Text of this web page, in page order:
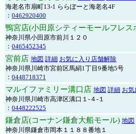
海老名市扇町13-1 ららぽーと海老名4F
： 0462920400
鴨宮店(小田原シティーモールフレス
神奈川県小田原市前川１２０
： 0465452345
宮前店 地図 詳細 お気に入り店舗解除
神奈川県川崎市宮前区馬絹1丁目9番地5号
： 0448718371
マルイファミリー溝口店 地図 詳細 お
神奈川県川崎市高津区溝口１-４-１
： 0448222525
鎌倉店(コーナン鎌倉大船モール) 地図
神奈川県鎌倉市岡本１１８８番地１